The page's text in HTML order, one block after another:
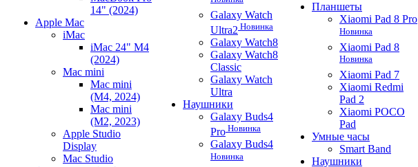
14" (2024)
Apple Mac
iMac
iMac 24" M4
(2024)
Mac mini
Mac mini
(M4, 2024)
Mac mini
(M2, 2023)
Apple Studio
Display
Mac Studio
Galaxy Watch
Ultra2 Новинка
Galaxy Watch8
Galaxy Watch8
Classic
Galaxy Watch
Ultra
Наушники
Galaxy Buds4
Pro Новинка
Galaxy Buds4
Новинка
Планшеты
Xiaomi Pad 8 Pro
Новинка
Xiaomi Pad 8
Новинка
Xiaomi Pad 7
Xiaomi Redmi
Pad 2
Xiaomi POCO
Pad
Умные часы
Smart Band
Наушники